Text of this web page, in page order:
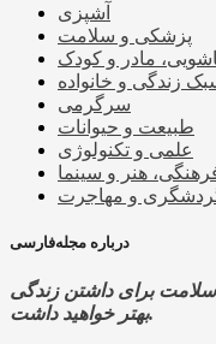
آشپزی
پزشکی و سلامت
مادر و کودک
زندگی و خانواده
سرگرمی
طبیعت و حیوانات
علمی و تکنولوژی
هنر و سینما
و مهاجرت
درباره مجله‌فارسی
سلامت برای داشتن زندگی
بهتر خواهید داشت.